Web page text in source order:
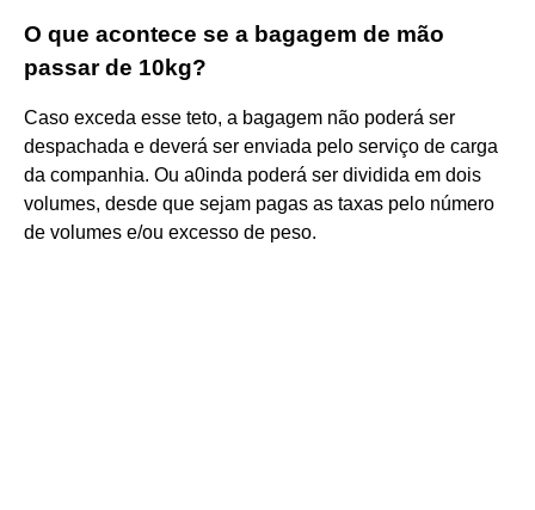
O que acontece se a bagagem de mão
passar de 10kg?
Caso exceda esse teto, a bagagem não poderá ser
despachada e deverá ser enviada pelo serviço de carga
da companhia. Ou a0inda poderá ser dividida em dois
volumes, desde que sejam pagas as taxas pelo número
de volumes e/ou excesso de peso.